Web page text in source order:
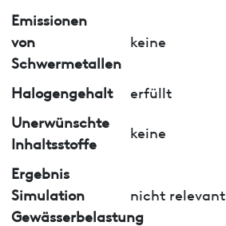
Emissionen
von
Schwermetallen
keine
Halogengehalt
erfüllt
Unerwünschte
Inhaltsstoffe
keine
Ergebnis
Simulation
Gewässerbelastung
nicht relevant